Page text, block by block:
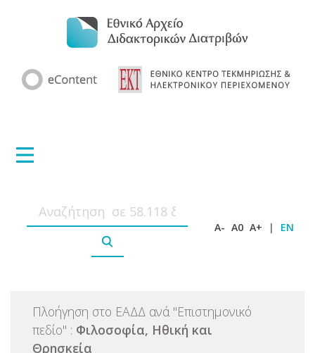
A- A0 A+ | EN
Πλοήγηση στο ΕΑΔΔ ανά "Επιστημονικό
πεδίο" : Φιλοσοφία, Ηθική και
Θρησκεία